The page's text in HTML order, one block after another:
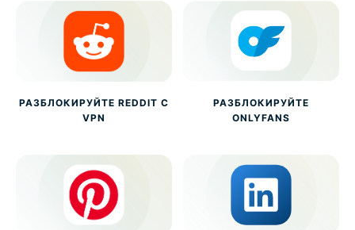
РАЗБЛОКИРУЙТЕ REDDIT С
VPN
РАЗБЛОКИРУЙТЕ
ONLYFANS